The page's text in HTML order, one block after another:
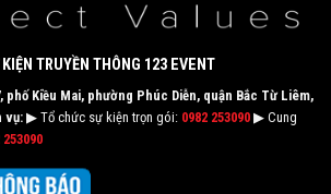
TRUYỀN THÔNG 123 EVENT
phố Kiều Mai, phường Phúc Diễn, quận Bắc Từ Liêm,
vụ:▶ Tổ chức sự kiện trọn gói: 0982 253090▶ Cung
253090